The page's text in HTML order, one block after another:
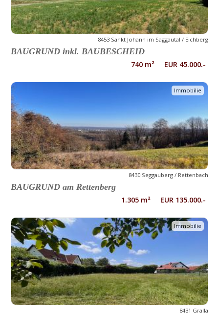
8453 Sankt Johann im Saggautal / Eichberg
BAUGRUND inkl. BAUBESCHEID
740 m² EUR 45.000.-
Immobilie
8430 Seggauberg / Rettenbach
BAUGRUND am Rettenberg
1.305 m² EUR 135.000.-
Immobilie
8431 Gralla